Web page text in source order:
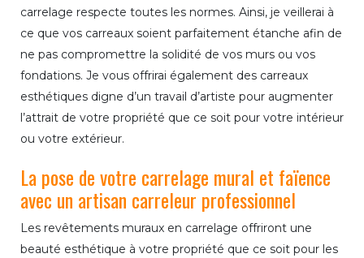
carrelage respecte toutes les normes. Ainsi, je veillerai à
ce que vos carreaux soient parfaitement étanche afin de
ne pas compromettre la solidité de vos murs ou vos
fondations. Je vous offrirai également des carreaux
esthétiques digne d’un travail d’artiste pour augmenter
l’attrait de votre propriété que ce soit pour votre intérieur
ou votre extérieur.
La pose de votre carrelage mural et faïence
avec un artisan carreleur professionnel
Les revêtements muraux en carrelage offriront une
beauté esthétique à votre propriété que ce soit pour les